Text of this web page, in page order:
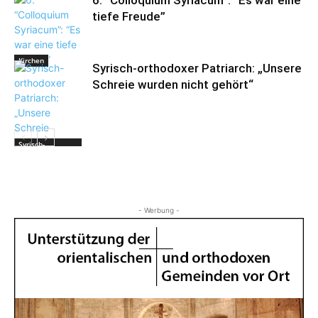
Kirchen
tiefe Freude”
Syrisch-
Syrisch-orthodoxer Patriarch: „Unsere
Schreie wurden nicht gehört“
- Werbung -